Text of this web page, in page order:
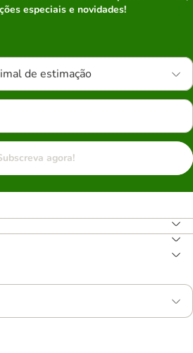
especiais e novidades!
de estimação
agora!